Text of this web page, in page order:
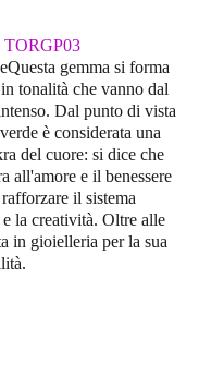
TORGP03
gemma si forma
tonalità che vanno dal
Dal punto di vista
è considerata una
del cuore: si dice che
all'amore e il benessere
il sistema
la creatività. Oltre alle
in gioielleria per la sua